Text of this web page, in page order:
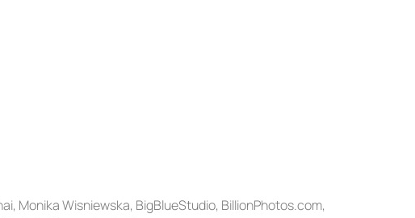
Monika Wisniewska, BigBlueStudio, BillionPhotos.com,